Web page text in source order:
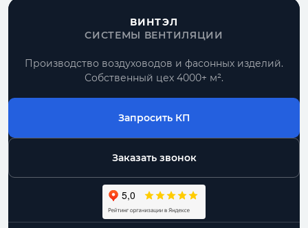
ВИНТЭЛ
СИСТЕМЫ ВЕНТИЛЯЦИИ
Производство воздуховодов и фасонных изделий.
Собственный цех 4000+ м².
Запросить КП
Заказать звонок